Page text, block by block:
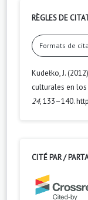
RÈGLES DE
Formats de
Kudełko, J.
culturales en
24, 133–140.
CITÉ PAR /